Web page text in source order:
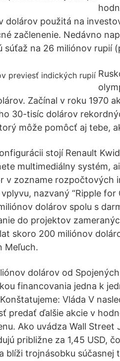
dolárov použitá na
začlenenie. Nedávno
súťaž na 26 miliónov rupií
Začínal v roku 1970
30-tisíc dolárov
môže pomôcť aj tebe,
stojí Renault
multimediálny systém,
v zozname rozpočtových
nazvaný “Ripple
dolárov spolu s
do projektov
skoro 200 miliónov
Meľuch.
dolárov od
financovania jedna k
Vláda V
predať ďalšie akcie v
Ako uvádza Wall Street
približne za 1,45 USD,
blíži trojnásobku